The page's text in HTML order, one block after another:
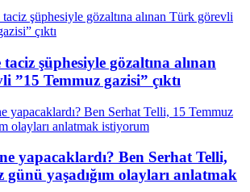
taciz şüphesiyle gözaltına alınan
”15 Temmuz gazisi” çıktı
yapacaklardı? Ben Serhat Telli,
günü yaşadığım olayları anlatmak